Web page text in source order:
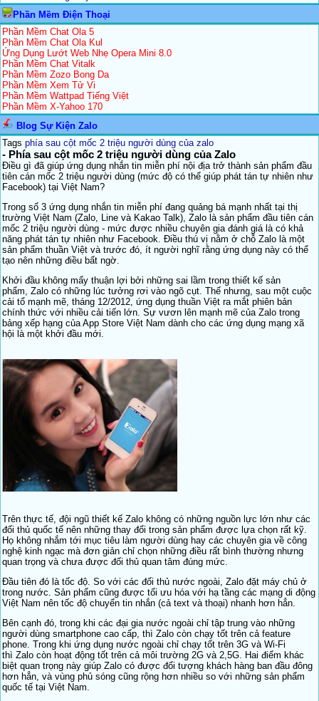
Phần Mềm Điện Thoại
Phần Mềm Chat Ola 5
Phần Mềm Chat Ola Kul
Ứng Dụng Lướt Web Nhẹ Opera Mini 8.0
Phần Mềm Chat Vitalk
Phần Mềm Zozo Bong Da
Phần Mềm Xem Tử Vi
Phần Mềm Wattpad Tiếng Việt
Phần Mềm X-Yahoo 170
Blog Sự Kiện Zalo
Tags phía sau cột mốc 2 triệu người dùng của zalo
- Phía sau cột mốc 2 triệu người dùng của Zalo
Điều gì đã giúp ứng dụng nhắn tin miễn phí nội địa trở thành sản phẩm đầu
tiên cán mốc 2 triệu người dùng (mức độ có thể giúp phát tán tự nhiên như
Facebook) tại Việt Nam?
Trong số 3 ứng dụng nhắn tin miễn phí đang quảng bá mạnh nhất tại thị
trường Việt Nam (Zalo, Line và Kakao Talk), Zalo là sản phẩm đầu tiên cán
mốc 2 triệu người dùng - mức được nhiều chuyên gia đánh giá là có khả
năng phát tán tự nhiên như Facebook. Điều thú vị nằm ở chỗ Zalo là một
sản phẩm thuần Việt và trước đó, ít người nghĩ rằng ứng dụng này có thể
tạo nên những điều bất ngờ.
Khởi đầu không mấy thuận lợi bởi những sai lầm trong thiết kế sản
phẩm, Zalo có những lúc tưởng rơi vào ngõ cụt. Thế nhưng, sau một cuộc
cải tổ mạnh mẽ, tháng 12/2012, ứng dụng thuần Việt ra mắt phiên bản
chính thức với nhiều cải tiến lớn. Sự vươn lên mạnh mẽ của Zalo trong
bảng xếp hạng của App Store Việt Nam dành cho các ứng dụng mạng xã
hội là một khởi đầu mới.
Trên thực tế, đội ngũ thiết kế Zalo không có những nguồn lực lớn như các
đối thủ quốc tế nên những thay đổi trong sản phẩm được lựa chọn rất kỹ.
Họ không nhắm tới mục tiêu làm người dùng hay các chuyên gia về công
nghệ kinh ngạc mà đơn giản chỉ chọn những điều rất bình thường nhưng
quan trọng và chưa được đối thủ quan tâm đúng mức.
Đầu tiên đó là tốc độ. So với các đối thủ nước ngoài, Zalo đặt máy chủ ở
trong nước. Sản phẩm cũng được tối ưu hóa với hạ tầng các mạng di động
Việt Nam nên tốc độ chuyển tin nhắn (cả text và thoại) nhanh hơn hẳn.
Bên cạnh đó, trong khi các đại gia nước ngoài chỉ tập trung vào những
người dùng smartphone cao cấp, thì Zalo còn chạy tốt trên cả feature
phone. Trong khi ứng dụng nước ngoài chỉ chạy tốt trên 3G và Wi-Fi
thì Zalo còn hoạt động tốt trên cả môi trường 2G và 2,5G. Hai điểm khác
biệt quan trọng này giúp Zalo có được đối tượng khách hàng ban đầu đông
hơn hẳn, và vùng phủ sóng cũng rộng hơn nhiều so với những sản phẩm
quốc tế tại Việt Nam.